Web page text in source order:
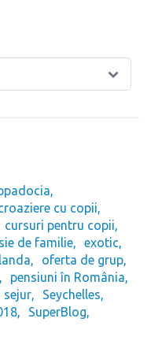
cu copii
cursuri pentru copii
de familie
exotic
oferta de grup
pensiuni în România
sejur
Seychelles
SuperBlog